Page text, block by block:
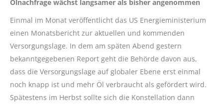
Ölnachfrage wächst langsamer als bisher angenommen
Einmal im Monat veröffentlicht das US Energieministerium
einen Monatsbericht zur aktuellen und kommenden
Versorgungslage. In dem am späten Abend gestern
bekanntgegebenen Report geht die Behörde davon aus,
dass die Versorgungslage auf globaler Ebene erst einmal
noch knapp ist und mehr Öl verbraucht als gefördert wird.
Spätestens im Herbst sollte sich die Konstellation dann